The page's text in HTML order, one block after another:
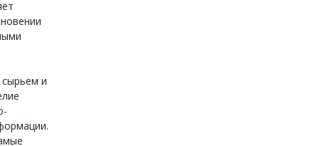
и